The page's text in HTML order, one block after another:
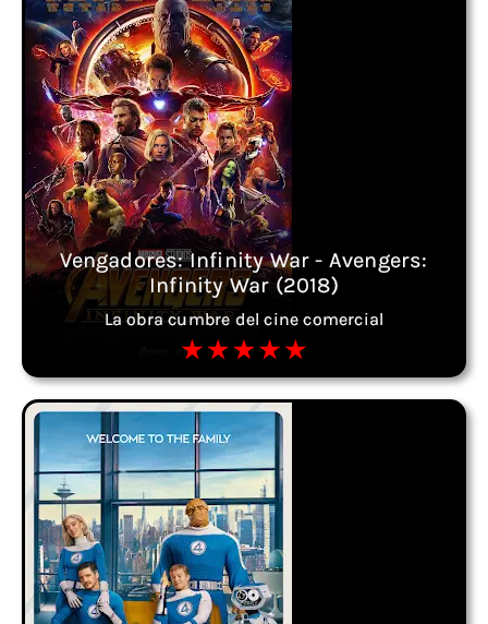
Vengadores: Infinity War - Avengers:
Infinity War (2018)
La obra cumbre del cine comercial